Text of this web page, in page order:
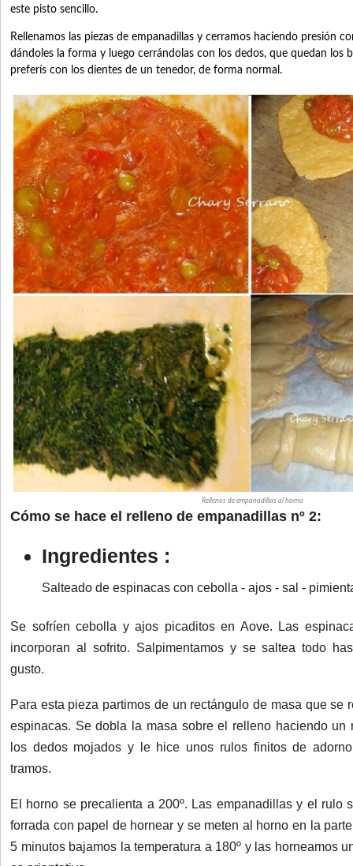
este pisto sencillo.
Rellenamos las piezas de empanadillas y cerramos haciendo presión
dándoles la forma y luego cerrándolas con los dedos, que quedan los
preferís con los dientes de un tenedor, de forma normal.
Rellenos de empanadillas al horno
Cómo se hace el relleno de empanadillas nº 2:
Ingredientes :
Salteado de espinacas con cebolla - ajos - sal -
Se sofríen cebolla y ajos picaditos en Aove. Las
incorporan al sofrito. Salpimentamos y se saltea todo
gusto.
Para esta pieza partimos de un rectángulo de masa que se
espinacas. Se dobla la masa sobre el relleno haciendo un
los dedos mojados y le hice unos rulos finitos de
tramos.
El horno se precalienta a 200º. Las empanadillas y el rulo
forrada con papel de hornear y se meten al horno en la
5 minutos bajamos la temperatura a 180º y las horneamos